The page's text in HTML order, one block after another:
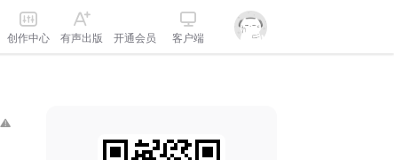
创作中心 有声出版 开通会员 客户端